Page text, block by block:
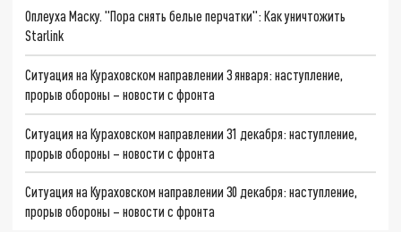
Оплеуха Маску. "Пора снять белые перчатки": Как уничтожить
Starlink
Ситуация на Кураховском направлении 3 января: наступление,
прорыв обороны – новости с фронта
Ситуация на Кураховском направлении 31 декабря: наступление,
прорыв обороны – новости с фронта
Ситуация на Кураховском направлении 30 декабря: наступление,
прорыв обороны – новости с фронта